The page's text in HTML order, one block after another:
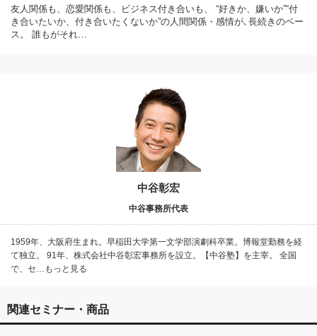
友人関係も、恋愛関係も、ビジネス付き合いも、 “好きか、嫌いか”“付
き合いたいか、付き合いたくないか”の人間関係・感情が､長続きのベー
ス。 誰もがそれ…
中谷彰宏
中谷事務所代表
1959年、大阪府生まれ。早稲田大学第一文学部演劇科卒業。博報堂勤務を経
て独立。 91年、株式会社中谷彰宏事務所を設立。【中谷塾】を主宰。 全国
で、セ…もっと見る
関連セミナー・商品